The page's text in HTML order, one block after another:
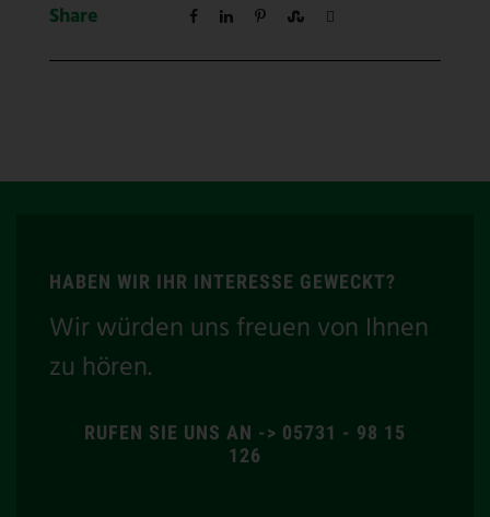
Share
HABEN WIR IHR INTERESSE GEWECKT?
Wir würden uns freuen von Ihnen
zu hören.
RUFEN SIE UNS AN -> 05731 - 98 15
126